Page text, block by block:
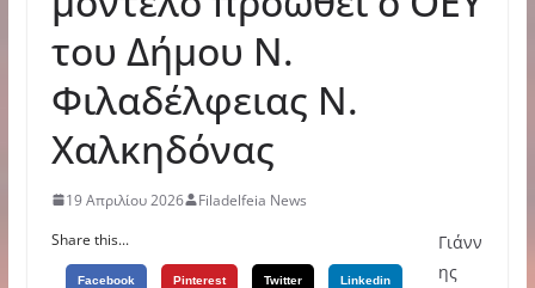
του Δήμου Ν.
Φιλαδέλφειας Ν.
Χαλκηδόνας
19 Απριλίου 2026
Filadelfeia News
Share this...
Facebook Pinterest Twitter Linkedin
Γιάνν
ης